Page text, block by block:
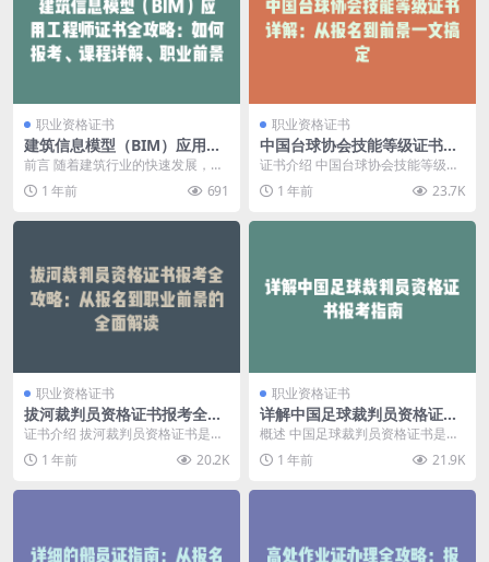
职业资格证书
建筑信息模型（BIM）应用工
程师证书全攻略：如何报考、
课程详解、职业前景和证书价
值
前言 随着建筑行业的快速发展，建
筑信息模型（BIM）技术逐渐成为
行业的核心技术之...
1 年前 691
职业资格证书
中国台球协会技能等级证书详
解：从报名到前景一文搞定
证书介绍 中国台球协会技能等级证
书是由中国台球协会（CBSA）推出
的专业证书，旨...
1 年前 23.7K
职业资格证书
拔河裁判员资格证书报考全攻
略：从报名到职业前景的全面
证书介绍 拔河裁判员资格证书是由
中国拔河协会推出的一项专业认
证，旨在培养和提升拔...
1 年前 20.2K
职业资格证书
详解中国足球裁判员资格证书
报考指南
概述 中国足球裁判员资格证书是广
大足球爱好者和职业人士晋升为正
式裁判员的必备条件...
1 年前 21.9K